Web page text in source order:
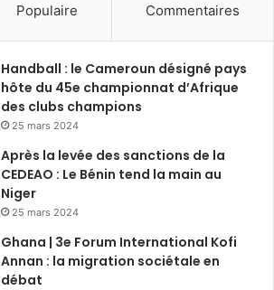
Populaire Commentaires
Handball : le Cameroun désigné pays
hôte du 45e championnat d’Afrique
des clubs champions
25 mars 2024
Après la levée des sanctions de la
CEDEAO : Le Bénin tend la main au
Niger
25 mars 2024
Ghana | 3e Forum International Kofi
Annan : la migration sociétale en
débat